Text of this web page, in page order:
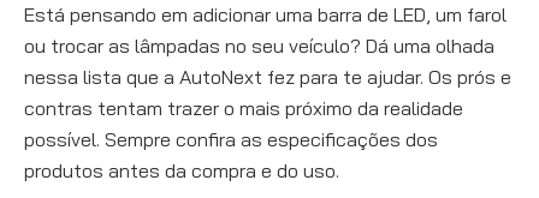
Está pensando em adicionar uma barra de LED, um farol
ou trocar as lâmpadas no seu veículo? Dá uma olhada
nessa lista que a AutoNext fez para te ajudar. Os prós e
contras tentam trazer o mais próximo da realidade
possível. Sempre confira as especificações dos
produtos antes da compra e do uso.